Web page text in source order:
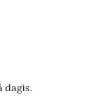
dagis.